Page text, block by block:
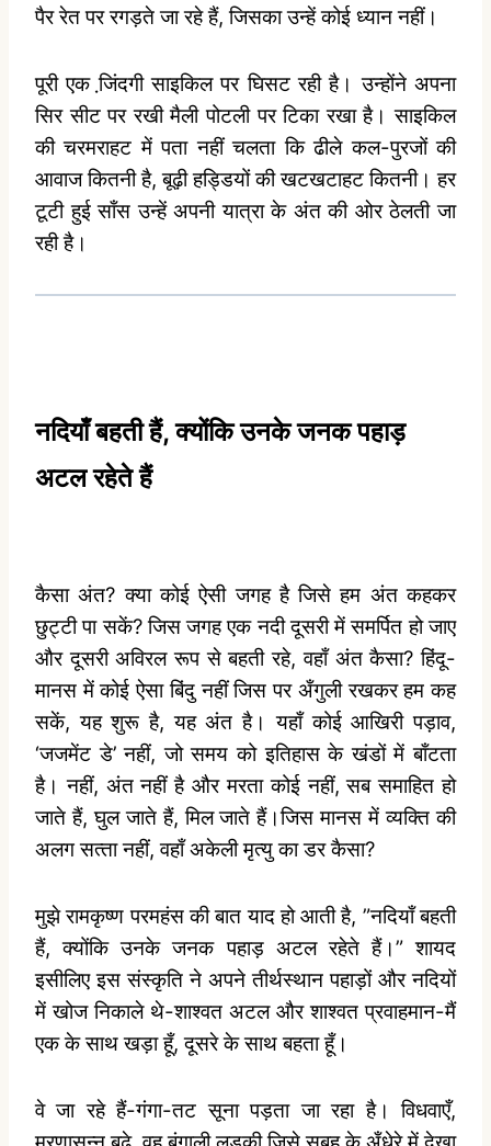
पैर रेत पर रगड़ते जा रहे हैं, जिसका उन्‍हें कोई ध्‍यान नहीं।
पूरी एक जि़ंदगी साइकिल पर घिसट रही है। उन्‍होंने अपना
सिर सीट पर रखी मैली पोटली पर टिका रखा है। साइकिल
की चरमराहट में पता नहीं चलता कि ढीले कल-पुरजों की
आवाज कितनी है, बूढ़ी हड्डियों की खटखटाहट कितनी। हर
टूटी हुई साँस उन्‍हें अपनी यात्रा के अंत की ओर ठेलती जा
रही है।
नदियाँ बहती हैं, क्‍योंकि उनके जनक पहाड़
अटल रहेते हैं
कैसा अंत? क्‍या कोई ऐसी जगह है जिसे हम अंत कहकर
छुट्टी पा सकें? जिस जगह एक नदी दूसरी में समर्पित हो जाए
और दूसरी अविरल रूप से बहती रहे, वहाँ अंत कैसा? हिंदू-
मानस में कोई ऐसा बिंदु नहीं जिस पर अँगुली रखकर हम कह
सकें, यह शुरू है, यह अंत है। यहाँ कोई आखिरी पड़ाव,
‘जजमेंट डे’ नहीं, जो समय को इतिहास के खंडों में बाँटता
है। नहीं, अंत नहीं है और मरता कोई नहीं, सब समाहित हो
जाते हैं, घुल जाते हैं, मिल जाते हैं।जिस मानस में व्‍यक्ति की
अलग सत्‍ता नहीं, वहाँ अकेली मृत्‍यु का डर कैसा?
मुझे रामकृष्‍ण परमहंस की बात याद हो आती है, ”नदियाँ बहती
हैं, क्‍योंकि उनके जनक पहाड़ अटल रहेते हैं।” शायद
इसीलिए इस संस्‍कृति ने अपने तीर्थस्‍थान पहाड़ों और नदियों
में खोज निकाले थे-शाश्‍वत अटल और शाश्‍वत प्रवाहमान-मैं
एक के साथ खड़ा हूँ, दूसरे के साथ बहता हूँ।
वे जा रहे हैं-गंगा-तट सूना पड़ता जा रहा है। विधवाएँ,